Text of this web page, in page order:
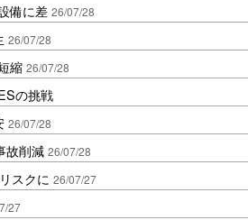
備に差 26/07/28
26/07/28
縮 26/07/28
の挑戦
26/07/28
故削減 26/07/28
スクに 26/07/27
27